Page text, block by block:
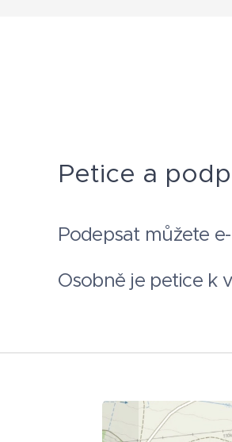
Petice a
Podepsat můžete
Osobně je petice k